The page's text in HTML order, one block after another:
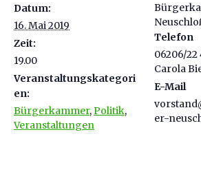
Datum:
16. Mai 2019
Zeit:
19.00
Veranstaltungskategori
en:
Bürgerkammer,Politik,
Veranstaltungen
Telefon
06206/22
Carola
E-Mail
er-